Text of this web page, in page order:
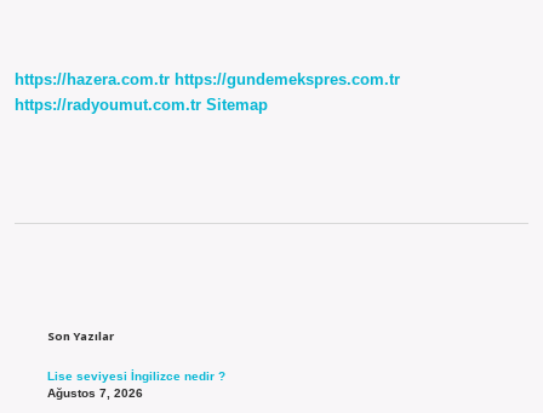
https://hazera.com.tr https://gundemekspres.com.tr
https://radyoumut.com.tr Sitemap
Son Yazılar
Lise seviyesi İngilizce nedir ?
Ağustos 7, 2026